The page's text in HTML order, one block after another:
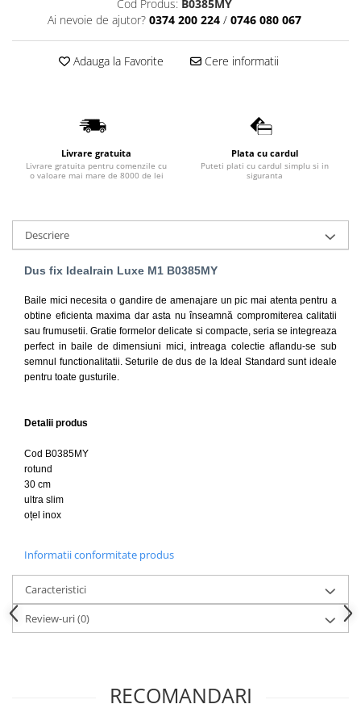
Lavoare
Lavoare freestanding
Lavoare pe blat
Lavoare incastrabile
Lavoare suspendate,semipiedestal
Bideuri
Vase WC
WC pentru persoane cu dizabilitati
Capace
Capace WC softclose
Capace WC clasice
Cod Produs: B0385MY
Ai nevoie de ajutor? 0374 200 224 / 0746 080 067
Adauga la Favorite Cere informatii
Livrare gratuita
Livrare gratuita pentru comenzile cu
o valoare mai mare de 8000 de lei
Plata cu cardul
Puteti plati cu cardul simplu si in
siguranta
Descriere
Dus fix Idealrain Luxe M1 B0385MY
Baile mici necesita o gandire de amenajare un pic mai atenta pentru a
obtine eficienta maxima dar asta nu înseamnă compromiterea calitatii
sau frumusetii. Gratie formelor delicate si compacte, seria se integreaza
perfect in baile de dimensiuni mici, intreaga colectie aflandu-se sub
semnul functionalitatii. Seturile de dus de la Ideal Standard sunt ideale
pentru toate gusturile.
Detalii produs
Cod B0385MY
rotund
30 cm
ultra slim
oțel inox
Informatii conformitate produs
Caracteristici
Review-uri(0)
RECOMANDARI